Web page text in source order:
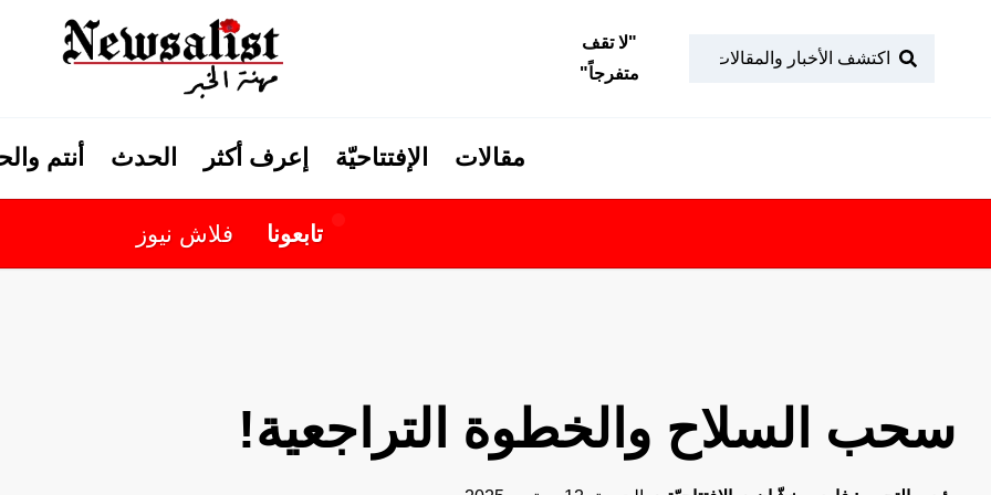
"لا تقف
متفرجاً"
مقالات الإفتتاحيّة إعرف أكثر الحدث أنتم
فلاش نيوز
سحب السلاح والخطوة التراجعية!